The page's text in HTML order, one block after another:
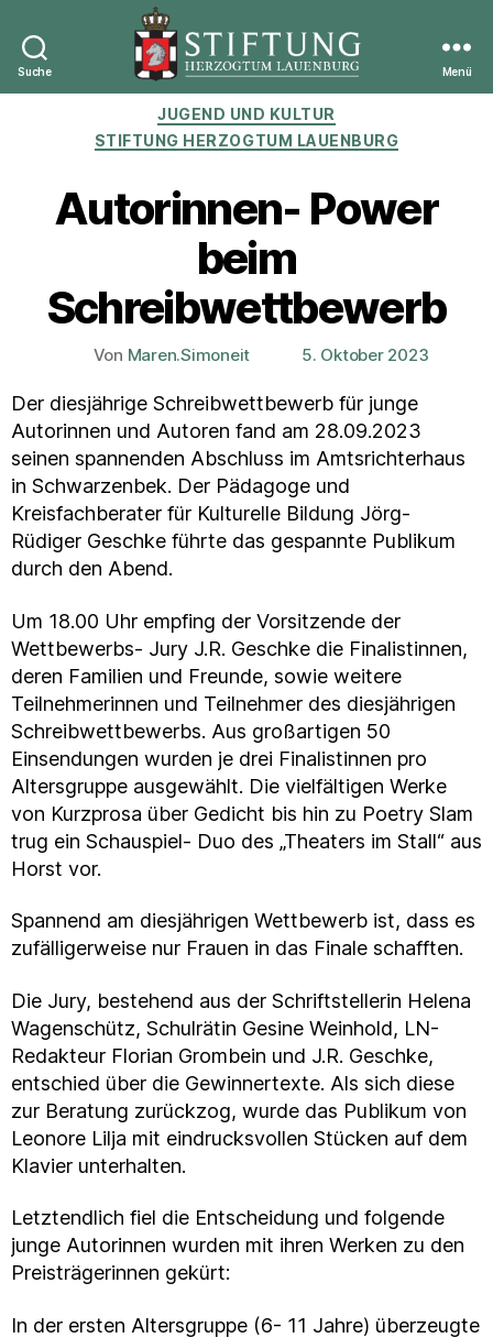
Suche
Stiftung
Herzogtum
Lauenburg
Menü
Kategorien
JUGEND UND KULTUR
STIFTUNG HERZOGTUM LAUENBURG
Autorinnen- Power
beim
Schreibwettbewerb
Beitragsautor
Von Maren.Simoneit Veröffentlichungsdatum
5. Oktober 2023
Der diesjährige Schreibwettbewerb für junge
Autorinnen und Autoren fand am 28.09.2023
seinen spannenden Abschluss im Amtsrichterhaus
in Schwarzenbek. Der Pädagoge und
Kreisfachberater für Kulturelle Bildung Jörg-
Rüdiger Geschke führte das gespannte Publikum
durch den Abend.
Um 18.00 Uhr empfing der Vorsitzende der
Wettbewerbs- Jury J.R. Geschke die Finalistinnen,
deren Familien und Freunde, sowie weitere
Teilnehmerinnen und Teilnehmer des diesjährigen
Schreibwettbewerbs. Aus großartigen 50
Einsendungen wurden je drei Finalistinnen pro
Altersgruppe ausgewählt. Die vielfältigen Werke
von Kurzprosa über Gedicht bis hin zu Poetry Slam
trug ein Schauspiel- Duo des „Theaters im Stall“ aus
Horst vor.
Spannend am diesjährigen Wettbewerb ist, dass es
zufälligerweise nur Frauen in das Finale schafften.
Die Jury, bestehend aus der Schriftstellerin Helena
Wagenschütz, Schulrätin Gesine Weinhold, LN-
Redakteur Florian Grombein und J.R. Geschke,
entschied über die Gewinnertexte. Als sich diese
zur Beratung zurückzog, wurde das Publikum von
Leonore Lilja mit eindrucksvollen Stücken auf dem
Klavier unterhalten.
Letztendlich fiel die Entscheidung und folgende
junge Autorinnen wurden mit ihren Werken zu den
Preisträgerinnen gekürt:
In der ersten Altersgruppe (6- 11 Jahre) überzeugte